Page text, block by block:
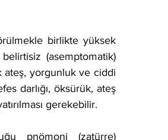
birlikte yüksek
(asemptomatik)
ateş, yorgunluk ve ciddi
darlığı, öksürük, ateş
gerekebilir.
pnömoni (zatürre)